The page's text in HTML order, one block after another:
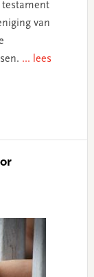
testament
van
... lees